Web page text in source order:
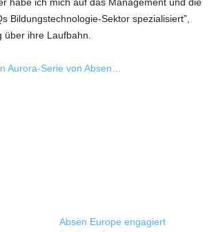
Bildungstechnologie-Sektor spezialisiert”,
über ihre Laufbahn.
Aurora-Serie von Absen…
Absen Europe engagiert